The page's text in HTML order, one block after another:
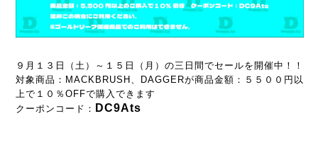
９月１３日（土）～１５日（月）の三日間でセールを開催中！！
対象商品：MACKBRUSH、DAGGERが商品金額：５５００円以
上で１０％OFFで購入できます
クーポンコード： DC9Ats